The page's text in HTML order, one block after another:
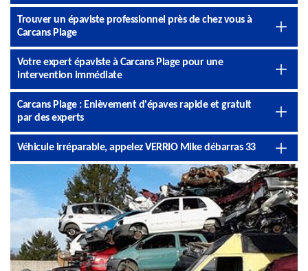
Trouver un épaviste professionnel près de chez vous à
Carcans Plage
Votre expert épaviste à Carcans Plage pour une
intervention immédiate
Carcans Plage : Enlèvement d'épaves rapide et gratuit
par des experts
Véhicule irréparable, appelez VERRIO Mike débarras 33